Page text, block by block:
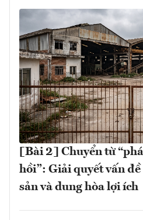
[Bài 2] Chuyển từ
hồi”: Giải quyết vấn
sản và dung hòa lợi ích